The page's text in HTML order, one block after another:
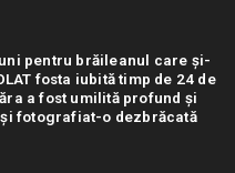
pentru brăileanul care și-
fosta iubită timp de 24 de
a fost umilită profund și
fotografiat-o dezbrăcată